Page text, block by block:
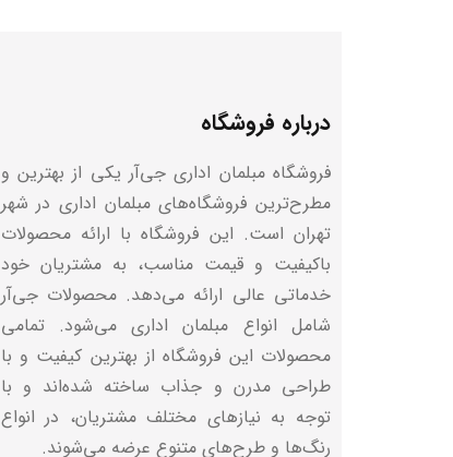
درباره فروشگاه
فروشگاه مبلمان اداری جی‌آر یکی از بهترین و
مطرح‌ترین فروشگاه‌های مبلمان اداری در شهر
تهران است. این فروشگاه با ارائه محصولات
باکیفیت و قیمت مناسب، به مشتریان خود
خدماتی عالی ارائه می‌دهد. محصولات جی‌آر
شامل انواع مبلمان اداری می‌شود. تمامی
محصولات این فروشگاه از بهترین کیفیت و با
طراحی مدرن و جذاب ساخته شده‌اند و با
توجه به نیازهای مختلف مشتریان، در انواع
رنگ‌ها و طرح‌های متنوع عرضه می‌شوند.